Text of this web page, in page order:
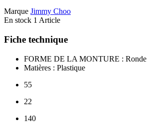
Marque Jimmy Choo
En stock 1 Article
Fiche technique
FORME DE LA MONTURE : Ronde
Matières : Plastique
55
22
140